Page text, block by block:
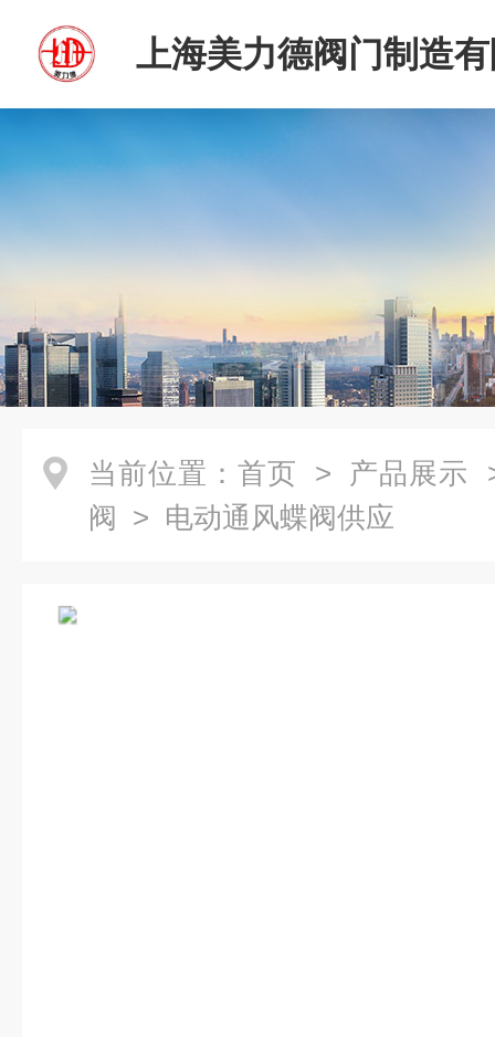
上海美力德阀门制造
当前位置： 首页 > 产品展示
阀 > 电动通风蝶阀供应